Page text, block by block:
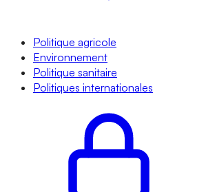
Politique agricole
Environnement
Politique sanitaire
Politiques internationales